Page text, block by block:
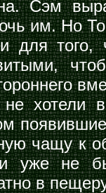
Сэм
им. Но
для того,
хотели
чащу к
уже не
в